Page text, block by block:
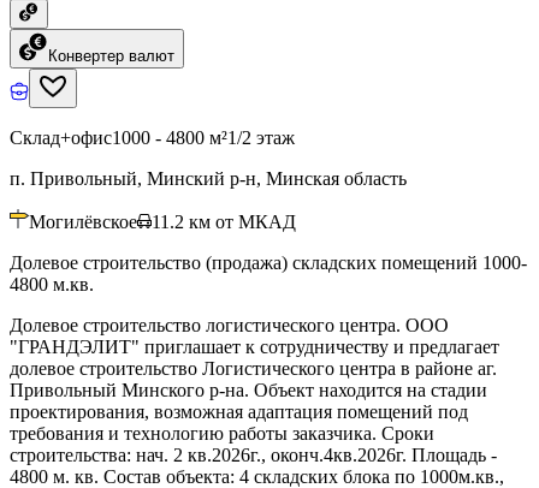
Конвертер валют
Склад+офис1000 - 4800 м²1/2 этаж
п. Привольный, Минский р-н, Минская область
Могилёвское 11.2 км от МКАД
Долевое строительство (продажа) складских помещений 1000-
4800 м.кв.
Долевое строительство логистического центра. ООО
"ГРАНДЭЛИТ" приглашает к сотрудничеству и предлагает
долевое строительство Логистического центра в районе аг.
Привольный Минского р-на. Объект находится на стадии
проектирования, возможная адаптация помещений под
требования и технологию работы заказчика. Сроки
строительства: нач. 2 кв.2026г., оконч.4кв.2026г. Площадь -
4800 м. кв. Состав объекта: 4 складских блока по 1000м.кв.,